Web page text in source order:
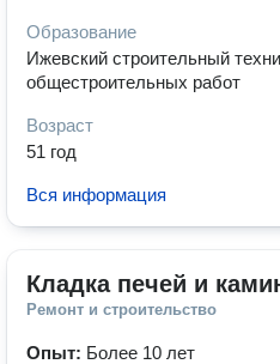
Образование
Ижевский строительный
общестроительных работ
Возраст
51 год
Вся информация
Кладка печей и
Ремонт и строительство
Опыт: Более 10 лет